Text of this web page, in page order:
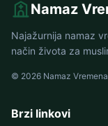
Namaz
Najažurnija namaz
način života za
© 2026 Namaz Vremena
Brzi linkovi